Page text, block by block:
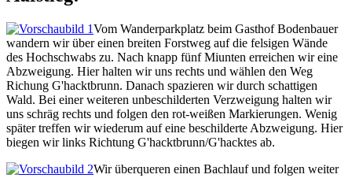
Vom Wanderparkplatz beim Gasthof Bodenbauer
wandern wir über einen breiten Forstweg auf die felsigen Wände
des Hochschwabs zu. Nach knapp fünf Miunten erreichen wir eine
Abzweigung. Hier halten wir uns rechts und wählen den Weg
Richung G'hacktbrunn. Danach spazieren wir durch schattigen
Wald. Bei einer weiteren unbeschilderten Verzweigung halten wir
uns schräg rechts und folgen den rot-weißen Markierungen. Wenig
später treffen wir wiederum auf eine beschilderte Abzweigung. Hier
biegen wir links Richtung G'hacktbrunn/G'hacktes ab.
Wir überqueren einen Bachlauf und folgen weiter